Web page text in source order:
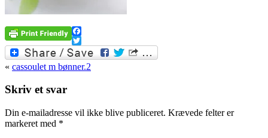
Facebook
Twitter
« cassoulet m bønner.2
Skriv et svar
Din e-mailadresse vil ikke blive publiceret. Krævede felter er
markeret med *